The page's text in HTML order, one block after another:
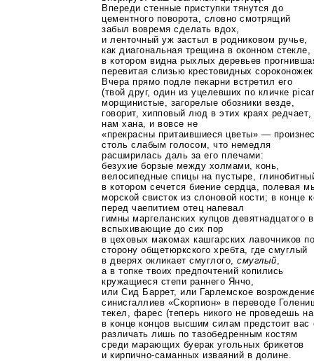
Впереди стенные приступки тянутся до
цементного поворота, словно смотрящий
забыл вовремя сделать вдох,
и ленточный уж застыл в родниковом ручье,
как диагональная трещина в оконном стекле,
в котором видна рыхлых деревьев
перевитая слизью крестовидных
Вчера прямо подле пекарни встретил его
(твой друг, один из уцелевших по кличке
морщинистые, загорелые обозники везде,
говорит, хипповый люд в этих краях редчает,
нам хана, и вовсе не
«прекрасны притаившиеся цветы» —
столь слабым голосом, что немедля
расширилась даль за его плечами:
безухие борзые между холмами, конь,
велосипедные спицы на пустыре,
в котором сечется биение сердца, полевая
морской свисток из слоновой кости; в конце
перед чаепитием отец напевал
гимны маргеланских купцов девятнадцатого
вспыхивающие до сих пор
в цеховых макомах кашгарских лавочников
сторону общетюркского хребта, где смуглый
в дверях окликает смуглого, смуглый
а в топке твоих предпочтений копились
кружащиеся степи раннего Янчо,
или Сид Баррет, или Гарлемское
синисгаллиев «Скорпион» в переводе
текел, фарес (теперь никого не проведешь
в конце концов высшим силам предстоит вас
различать лишь по тазобедренным костям
среди марающих буерак угольных брикетов
икирпично-саманных изваяний в долине.